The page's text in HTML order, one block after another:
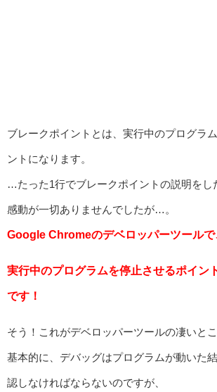
ブレークポイントとは、実行中のプログラ
ントになります。
…たった1行でブレークポイントの説明をし
感動が一切ありませんでしたが…。
Google Chromeのデベロッパーツールで
実行中のプログラムを停止させるポイン
です！
そう！これがデベロッパーツールの凄いと
基本的に、デバッグはプログラムが動いた
認しなければならないのですが、